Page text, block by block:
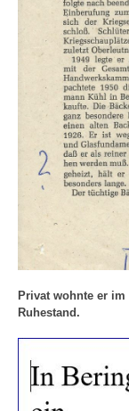
Privat wohnte er im
Ruhestand.